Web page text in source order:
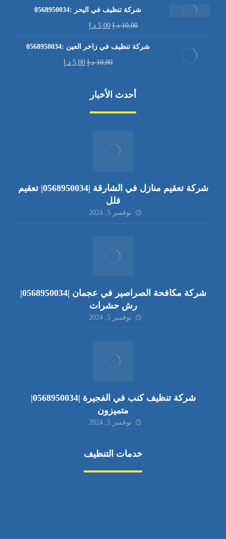
شركة تنظيف في اليحر :0568950034
10,00 د.إ 5,00 د.إ
شركة تنظيف في زاخر العين :0568950034
10,00 د.إ 5,00 د.إ
أحدث الأخبار
شركة تعقيم منازل في الشارقة |0568950034| تعقيم
فلل
نوفمبر 5, 2024
شركة مكافحة الصراصير في عجمان |0568950034|
رش حشرات
نوفمبر 5, 2024
شركة تنظيف كنب في الفجيرة |0568950034|
متميزون
نوفمبر 5, 2024
خدمات التنظيف